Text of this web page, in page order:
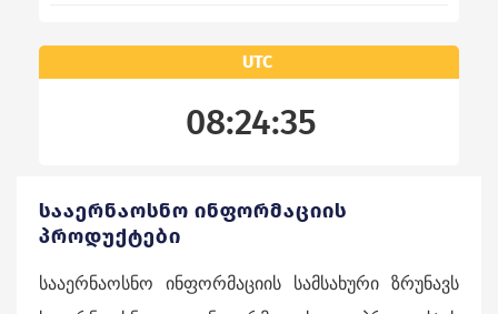
ᲡᲐᲐᲔᲠᲜᲐᲝᲡᲜᲝ ᲘᲜᲤᲝᲠᲛᲐᲪᲘᲘᲡ
ᲞᲠᲝᲓᲣᲥᲢᲔᲑᲘ
სააერნაოსნო ინფორმაციის სამსახური ზრუნავს
UTC
08:24:36